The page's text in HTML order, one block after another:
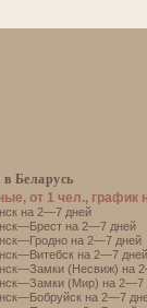
Беларусь
от 1 чел., график
на 2—7 дней
на 2—7 дней
на 2—7 дней
на 2—7 дней
(Несвиж) на
(Мир) на 2—7
на 2—7